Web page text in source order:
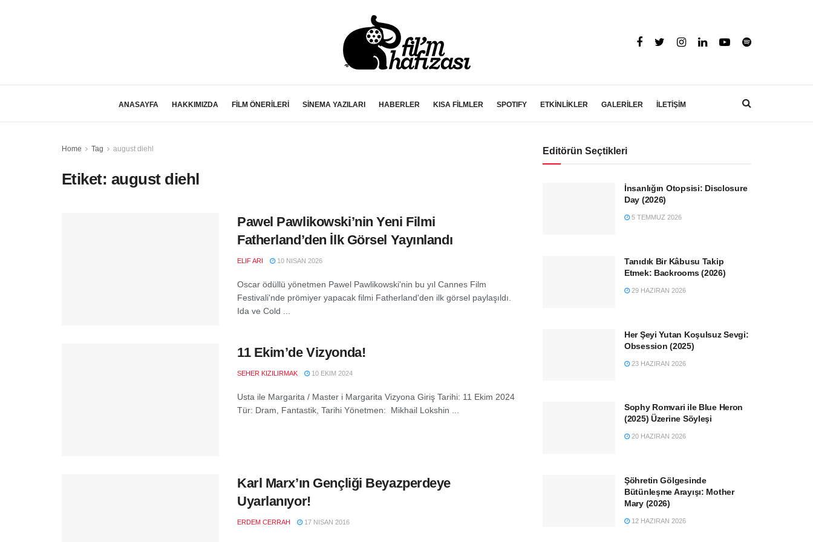
ANASAYFA HAKKIMIZDA FİLM ÖNERİLERİ SİNEMA YAZILARI HABERLER KISA FİLMLER SPOTIFY ETKİNLİKLER GALERİLER İLETİŞİM
Home Tag august diehl
Etiket: august diehl
Pawel Pawlikowski’nin Yeni Filmi
Fatherland’den İlk Görsel Yayınlandı
ELIF ARI 10 NISAN 2026
Oscar ödüllü yönetmen Pawel Pawlikowski'nin bu yıl Cannes Film
Festivali'nde prömiyer yapacak filmi Fatherland'den ilk görsel paylaşıldı.
Ida ve Cold ...
11 Ekim’de Vizyonda!
SEHER KIZILIRMAK 10 EKIM 2024
Usta ile Margarita / Master i Margarita Vizyona Giriş Tarihi: 11 Ekim 2024
Tür: Dram, Fantastik, Tarihi Yönetmen: Mikhail Lokshin ...
Karl Marx’ın Gençliği Beyazperdeye
Uyarlanıyor!
ERDEM CERRAH 17 NISAN 2016
Editörün Seçtikleri
İnsanlığın Otopsisi: Disclosure
Day (2026)
5 TEMMUZ 2026
Tanıdık Bir Kâbusu Takip
Etmek: Backrooms (2026)
29 HAZIRAN 2026
Her Şeyi Yutan Koşulsuz Sevgi:
Obsession (2025)
23 HAZIRAN 2026
Sophy Romvari ile Blue Heron
(2025) Üzerine Söyleşi
20 HAZIRAN 2026
Şöhretin Gölgesinde
Bütünleşme Arayışı: Mother
Mary (2026)
12 HAZIRAN 2026